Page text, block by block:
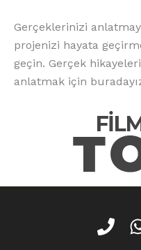
Gerçeklerinizi
projenizi hayata
geçin. Gerçek
anlatmak için